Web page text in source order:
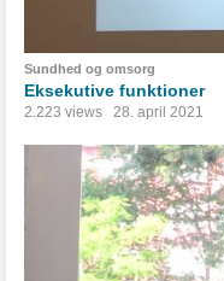
Sundhed og omsorg
Eksekutive funktioner
2.223 views 28. april 2021